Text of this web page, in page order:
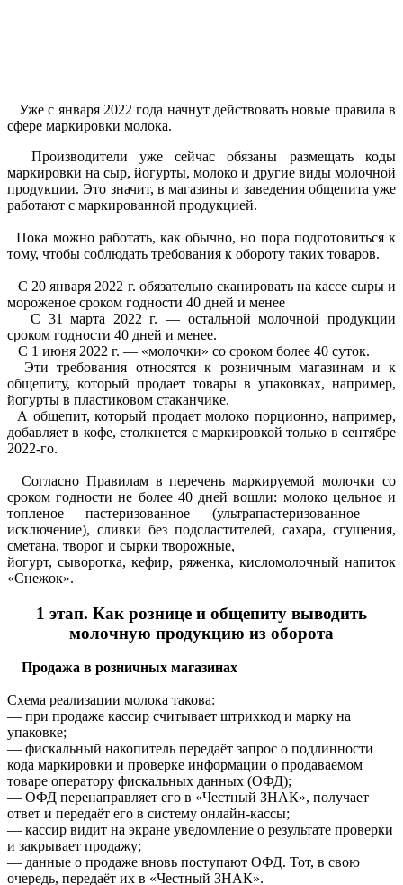
Уже с января 2022 года начнут действовать новые правила в
сфере маркировки молока.
Производители уже сейчас обязаны размещать коды
маркировки на сыр, йогурты, молоко и другие виды молочной
продукции. Это значит, в магазины и заведения общепита уже
работают с маркированной продукцией.
Пока можно работать, как обычно, но пора подготовиться к
тому, чтобы соблюдать требования к обороту таких товаров.
С 20 января 2022 г. обязательно сканировать на кассе сыры и
мороженое сроком годности 40 дней и менее
С 31 марта 2022 г. — остальной молочной продукции
сроком годности 40 дней и менее.
С 1 июня 2022 г. — «молочки» со сроком более 40 суток.
Эти требования относятся к розничным магазинам и к
общепиту, который продает товары в упаковках, например,
йогурты в пластиковом стаканчике.
А общепит, который продает молоко порционно, например,
добавляет в кофе, столкнется с маркировкой только в сентябре
2022-го.
Согласно Правилам в перечень маркируемой молочки со
сроком годности не более 40 дней вошли: молоко цельное и
топленое пастеризованное (ультрапастеризованное —
исключение), сливки без подсластителей, сахара, сгущения,
сметана, творог и сырки творожные,
йогурт, сыворотка, кефир, ряженка, кисломолочный напиток
«Снежок».
1 этап. Как рознице и общепиту выводить
молочную продукцию из оборота
Продажа в розничных магазинах
Схема реализации молока такова:
— при продаже кассир считывает штрихкод и марку на
упаковке;
— фискальный накопитель передаёт запрос о подлинности
кода маркировки и проверке информации о продаваемом
товаре оператору фискальных данных (ОФД);
— ОФД перенаправляет его в «Честный ЗНАК», получает
ответ и передаёт его в систему онлайн-кассы;
— кассир видит на экране уведомление о результате проверки
и закрывает продажу;
— данные о продаже вновь поступают ОФД. Тот, в свою
очередь, передаёт их в «Честный ЗНАК».